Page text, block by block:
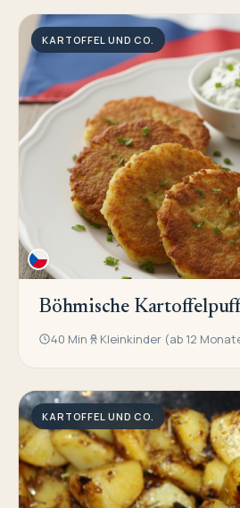
KARTOFFEL UND CO.
Böhmische
40 Min Kleinkinder (ab 12
KARTOFFEL UND CO.